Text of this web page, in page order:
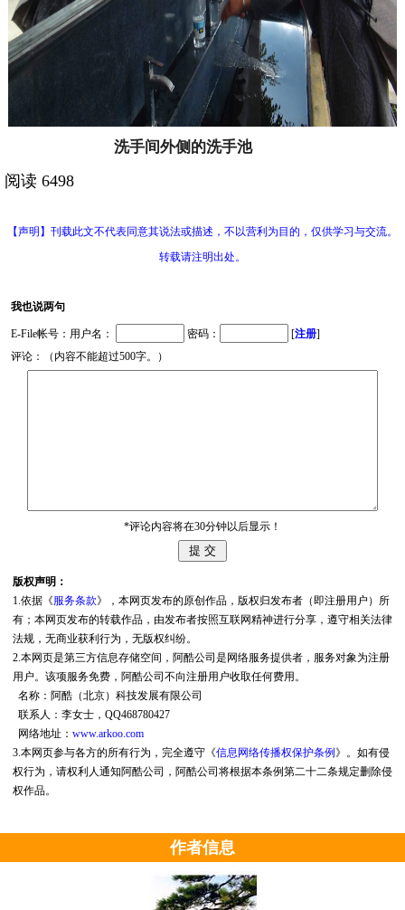
洗手间外侧的洗手池
阅读 6498
【声明】刊载此文不代表同意其说法或描述，不以营利为目的，仅供学习与交流。
转载请注明出处。
我也说两句
E-File帐号：用户名： 密码： [注册]
评论：（内容不能超过500字。）
*评论内容将在30分钟以后显示！
版权声明：
1.依据《服务条款》，本网页发布的原创作品，版权归发布者（即注册用户）所
有；本网页发布的转载作品，由发布者按照互联网精神进行分享，遵守相关法律
法规，无商业获利行为，无版权纠纷。
2.本网页是第三方信息存储空间，阿酷公司是网络服务提供者，服务对象为注册
用户。该项服务免费，阿酷公司不向注册用户收取任何费用。
名称：阿酷（北京）科技发展有限公司
联系人：李女士，QQ468780427
网络地址： www.arkoo.com
3.本网页参与各方的所有行为，完全遵守《信息网络传播权保护条例》。如有侵
权行为，请权利人通知阿酷公司，阿酷公司将根据本条例第二十二条规定删除侵
权作品。
作者信息